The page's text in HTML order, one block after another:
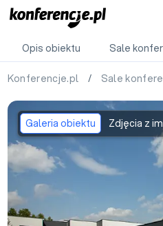
Opis obiektu Sale
Konferencje.pl / Sale
Galeria obiektu Zdjęcia z